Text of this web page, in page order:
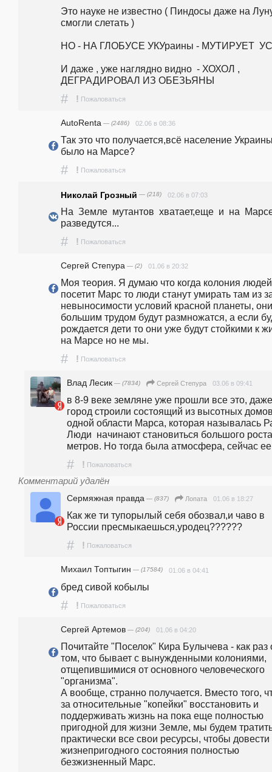
Это науке не известно ( Пиндосы даже на
смогли слетать )
НО - НА ГЛОБУСЕ УКУраины - МУТИРУЕТ
И даже , уже наглядно видно  - ХОХОЛ ,
ДЕГРАДИРОВАЛ ИЗ ОБЕЗЬЯНЫ
# ! Пожаловаться
AutoRenta — (2486) 02.06 в 08:36
Так это что получается,всё население
было на Марсе?
# ! Пожаловаться
Николай Грозный — (218) 02.06 в 07:03
На  Земле  мутантов  хватает,еще  и  на
разведутся...
# ! Пожаловаться
Сергей Степура — (2) 01.06 в 20:32
Моя теория. Я думаю что когда колония людей
посетит Марс то люди станут умирать там из
невыносимости условий красной планеты,
большим трудом будут размножатся, а если
рождается дети то они уже будут стойкими к
на Марсе но не мы.
# ! Пожаловаться
Влад Лесик — (7834) Сергей Степура 03.06 в 09:41
в 8-9 веке земляне уже прошли все это, даже
город строили состоящий из высотных
одной области Марса, которая называлась
Люди  начинают становиться большого
метров. Но тогда была атмосфера, сейчас ее
# ! Пожаловаться
Комментарий удалён
Сермяжная правда — (837) Лопата 01.06 в 18:27
Как же ти тупорылый себя обозвал,и чаво в
России пресмыкаешься,уродец??????
# ! Пожаловаться
Михаил Топтыгин — (17584) 01.06 в 04:41
бред сивой кобылы
# ! Пожаловаться
Сергей Артемов — (204) 01.06 в 04:20
Почитайте "Поселок" Кира Булычева - как раз
том, что бывает с вынужденными колониями,
отщепившимися от основного человеческого
"организма".
А вообще, странно получается. Вместо того,
за относительные "копейки" восстановить и
поддерживать жизнь на пока еще полностью
пригодной для жизни Земле, мы будем
практически все свои ресурсы, чтобы довести
жизнепригодного состояния полностью
безжизненный Марс.